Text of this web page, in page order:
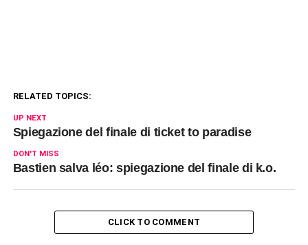
RELATED TOPICS:
UP NEXT
Spiegazione del finale di ticket to paradise
DON'T MISS
Bastien salva léo: spiegazione del finale di k.o.
CLICK TO COMMENT